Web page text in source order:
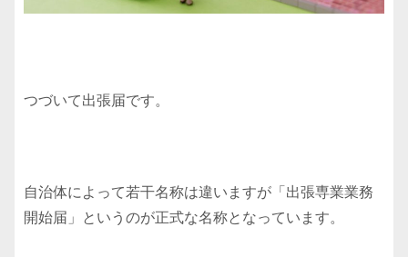
つづいて出張届です。
自治体によって若干名称は違いますが「出張専業業務
開始届」というのが正式な名称となっています。